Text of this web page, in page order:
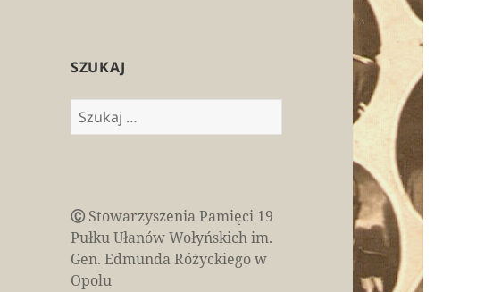
SZUKAJ
Szukaj:
Ⓒ Stowarzyszenia Pamięci 19
Pułku Ułanów Wołyńskich im.
Gen. Edmunda Różyckiego w
Opolu